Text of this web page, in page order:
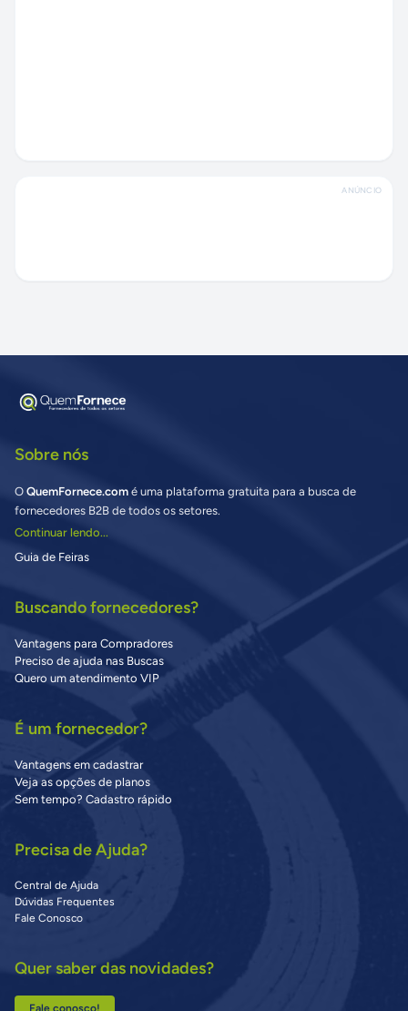
ANÚNCIO
Sobre nós
O QuemFornece.com é uma plataforma gratuita para a busca de
fornecedores B2B de todos os setores.
Continuar lendo...
Guia de Feiras
Buscando fornecedores?
Vantagens para Compradores
Preciso de ajuda nas Buscas
Quero um atendimento VIP
É um fornecedor?
Vantagens em cadastrar
Veja as opções de planos
Sem tempo? Cadastro rápido
Precisa de Ajuda?
Central de Ajuda
Dúvidas Frequentes
Fale Conosco
Quer saber das novidades?
Fale conosco!